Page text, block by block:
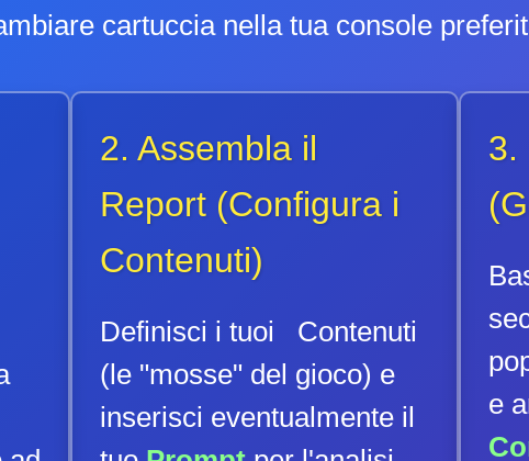
cartuccia nella tua console
2. Assembla il
Report (Configura i
Contenuti)
Definisci i tuoi Contenuti
(le "mosse" del gioco) e
inserisci eventualmente il
3.
e